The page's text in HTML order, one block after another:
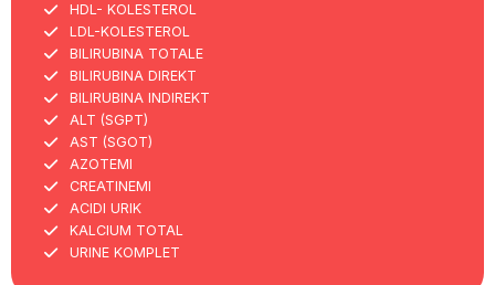
HDL- KOLESTEROL
LDL-KOLESTEROL
BILIRUBINA TOTALE
BILIRUBINA DIREKT
BILIRUBINA INDIREKT
ALT (SGPT)
AST (SGOT)
AZOTEMI
CREATINEMI
ACIDI URIK
KALCIUM TOTAL
URINE KOMPLET